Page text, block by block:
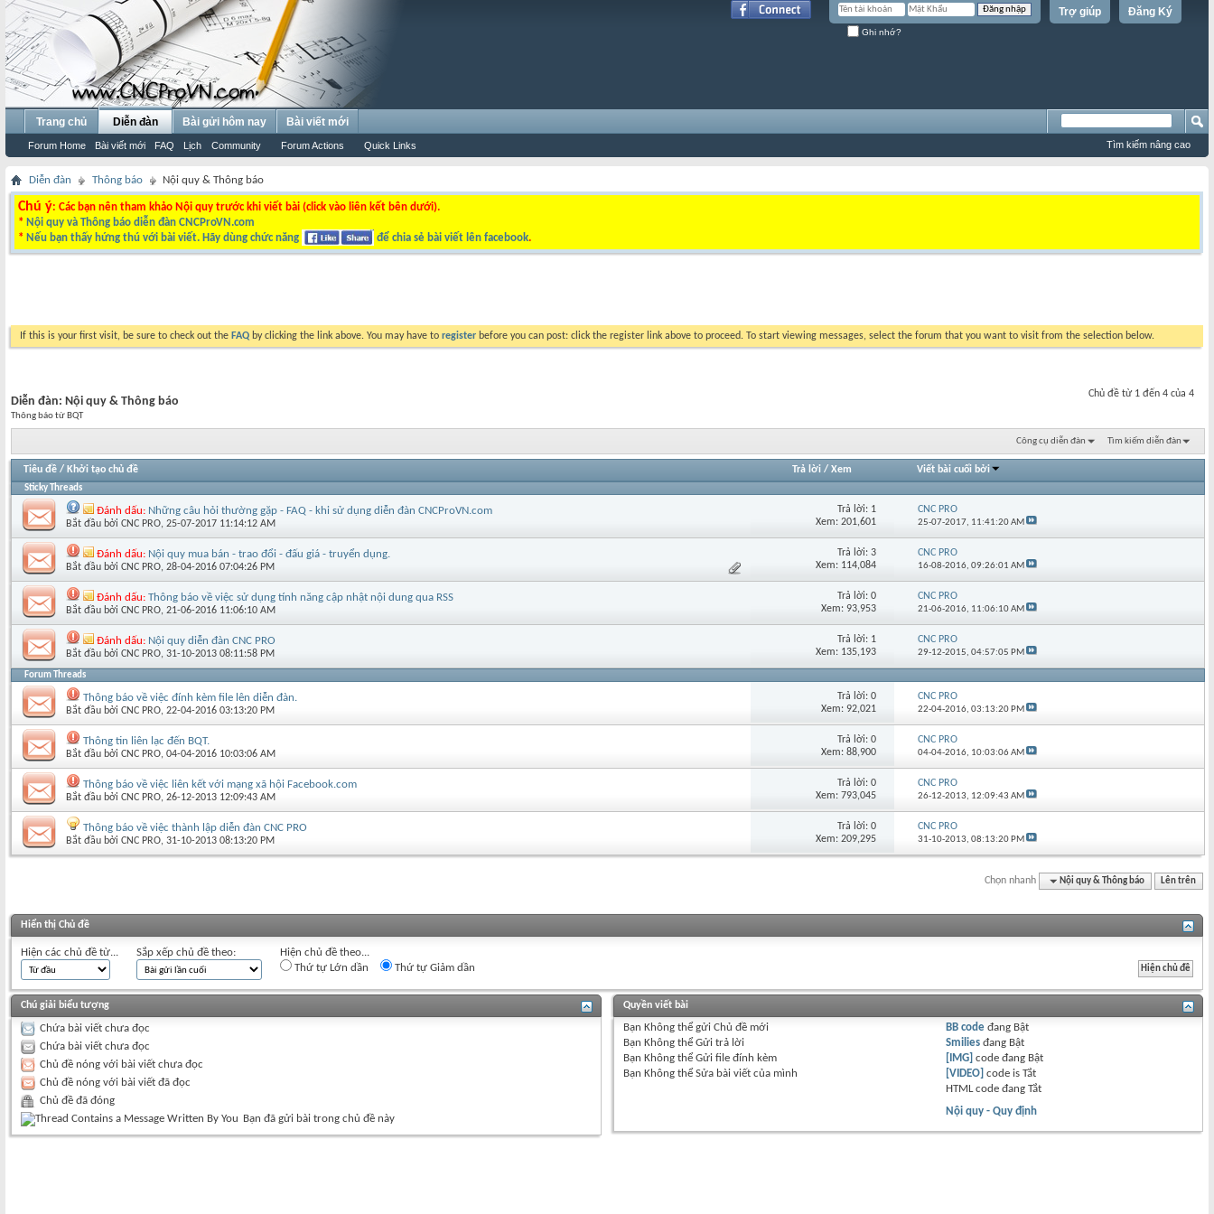
Đăng Ký
Trợ giúp
Ghi nhớ?
Trang chủ Diễn đàn
Forum Home Bài viết mới FAQ Lịch Community Forum Actions Quick Links
Bài gửi hôm nay Bài viết mới
Tìm kiếm nâng cao
Diễn đàn Thông báo Nội quy & Thông báo
Chú ý: Các bạn nên tham khảo Nội quy trước khi viết bài (click vào liên kết bên dưới).
* Nội quy và Thông báo diễn đàn CNCProVN.com
* Nếu bạn thấy hứng thú với bài viết. Hãy dùng chức năng để chia sẻ bài viết lên facebook.
If this is your first visit, be sure to check out the FAQ by clicking the link above. You may have to register before you can post: click the register link above to proceed. To start viewing messages, select the forum that you want to visit from the selection below.
Chủ đề từ 1 đến 4 của 4
Diễn đàn: Nội quy & Thông báo
Thông báo từ BQT
Công cụ diễn đàn Tìm kiếm diễn đàn
Tiêu đề / Khởi tạo chủ đề Trả lời/ Xem Viết bài cuối bởi
Sticky Threads
Đánh dấu: Những câu hỏi thường gặp - FAQ - khi sử dụng diễn đàn CNCProVN.com
Bắt đầu bởi CNC PRO‎, 25-07-2017 11:14:12 AM
Trả lời: 1
Xem: 201,601
CNC PRO
25-07-2017, 11:41:20 AM
Đánh dấu: Nội quy mua bán - trao đổi - đấu giá - truyển dụng.
Bắt đầu bởi CNC PRO‎, 28-04-2016 07:04:26 PM
Trả lời: 3
Xem: 114,084
CNC PRO
16-08-2016,09:26:01 AM
Đánh dấu: Thông báo về việc sử dụng tính năng cập nhật nội dung qua RSS
Bắt đầu bởi CNC PRO‎, 21-06-2016 11:06:10 AM
Trả lời: 0
Xem: 93,953
CNC PRO
21-06-2016, 11:06:10 AM
Đánh dấu: Nội quy diễn đàn CNC PRO
Bắt đầu bởi CNC PRO‎, 31-10-2013 08:11:58 PM
Trả lời: 1
Xem: 135,193
CNC PRO
29-12-2015,04:57:05 PM
Forum Threads
Thông báo về việc đính kèm file lên diễn đàn.
Bắt đầu bởi CNC PRO‎, 22-04-2016 03:13:20 PM
Trả lời: 0
Xem: 92,021
CNC PRO
22-04-2016,03:13:20 PM
Thông tin liên lạc đến BQT.
Bắt đầu bởi CNC PRO‎, 04-04-2016 10:03:06 AM
Trả lời: 0
Xem: 88,900
CNC PRO
04-04-2016, 10:03:06 AM
Thông báo về việc liên kết với mạng xã hội Facebook.com
Bắt đầu bởi CNC PRO‎, 26-12-2013 12:09:43 AM
Trả lời: 0
Xem: 793,045
CNC PRO
26-12-2013, 12:09:43 AM
Thông báo về việc thành lập diễn đàn CNC PRO
Bắt đầu bởi CNC PRO‎, 31-10-2013 08:13:20 PM
Trả lời: 0
Xem: 209,295
CNC PRO
31-10-2013,08:13:20 PM
Chọn nhanh Nội quy & Thông báo Lên trên
Hiển thị Chủ đề
Hiện các chủ đề từ... Sắp xếp chủ đề theo:
Hiện chủ đề theo...
Thứ tự Lớn dần
Thứ tự Giảm dần
Chú giải biểu tượng
Chứa bài viết chưa đọc
Chứa bài viết chưa đọc
Chủ đề nóng với bài viết chưa đọc
Chủ đề nóng với bài viết đã đọc
Chủ đề đã đóng
Bạn đã gửi bài trong chủ đề này
Quyền viết bài
Bạn Không thểgửi Chủ đề mới
Bạn Không thểGửi trả lời
Bạn Không thểGửi file đính kèm
Bạn Không thểSửa bài viết của mình
BB code đang Bật
Smilies đang Bật
[IMG] code đang Bật
[VIDEO] code isTắt
HTML code đangTắt
Nội quy - Quy định